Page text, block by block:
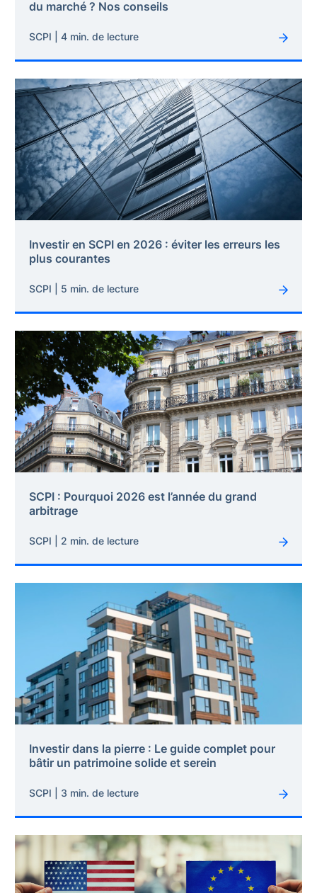
du marché ? Nos conseils
SCPI | 4 min. de lecture
Investir en SCPI en 2026 : éviter les erreurs les
plus courantes
SCPI | 5 min. de lecture
SCPI : Pourquoi 2026 est l’année du grand
arbitrage
SCPI | 2 min. de lecture
Investir dans la pierre : Le guide complet pour
bâtir un patrimoine solide et serein
SCPI | 3 min. de lecture